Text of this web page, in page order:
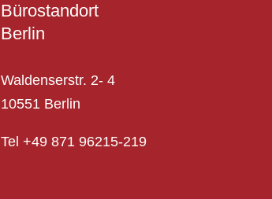
Bürostandort
Berlin
Waldenserstr. 2- 4
10551 Berlin
Tel +49 871 96215-219